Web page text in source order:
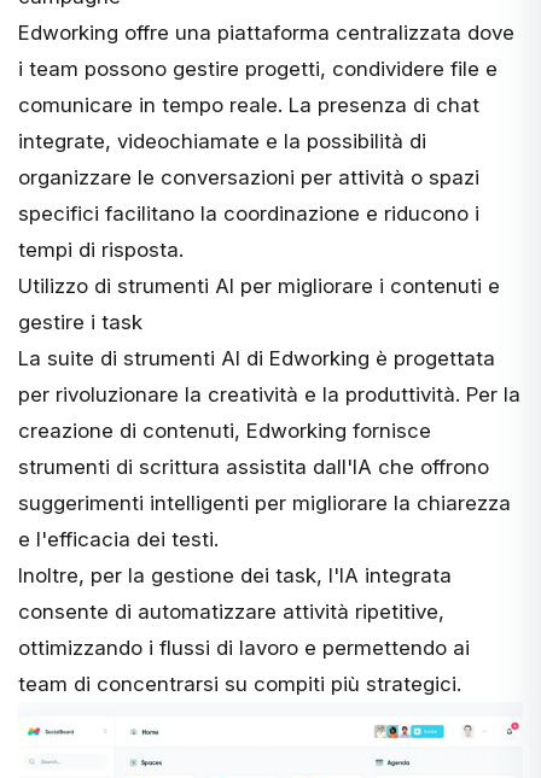
Edworking offre una piattaforma centralizzata dove
i team possono gestire progetti, condividere file e
comunicare in tempo reale. La presenza di chat
integrate, videochiamate e la possibilità di
organizzare le conversazioni per attività o spazi
specifici facilitano la coordinazione e riducono i
tempi di risposta.
Utilizzo di strumenti AI per migliorare i contenuti e
gestire i task
La suite di strumenti AI di Edworking è progettata
per rivoluzionare la creatività e la produttività. Per la
creazione di contenuti, Edworking fornisce
strumenti di scrittura assistita dall'IA che offrono
suggerimenti intelligenti per migliorare la chiarezza
e l'efficacia dei testi.
Inoltre, per la gestione dei task, l'IA integrata
consente di automatizzare attività ripetitive,
ottimizzando i flussi di lavoro e permettendo ai
team di concentrarsi su compiti più strategici.